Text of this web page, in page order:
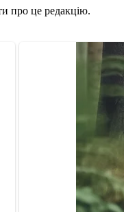
про це редакцію.